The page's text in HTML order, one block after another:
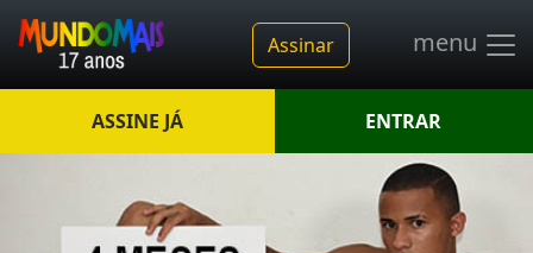
Assinar menu
ASSINE JÁ ENTRAR